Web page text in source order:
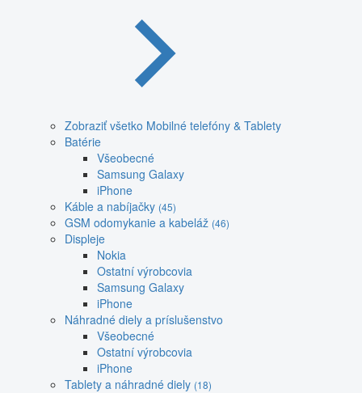
Zobraziť všetko Mobilné telefóny & Tablety
Batérie
Všeobecné
Samsung Galaxy
iPhone
Káble a nabíjačky (45)
GSM odomykanie a kabeláž (46)
Displeje
Nokia
Ostatní výrobcovia
Samsung Galaxy
iPhone
Náhradné diely a príslušenstvo
Všeobecné
Ostatní výrobcovia
iPhone
Tablety a náhradné diely (18)